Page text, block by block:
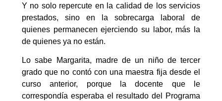
Y no solo repercute en la calidad de los servicios
prestados, sino en la sobrecarga laboral de
quienes permanecen ejerciendo su labor, más la
de quienes ya no están.
Lo sabe Margarita, madre de un niño de tercer
grado que no contó con una maestra fija desde el
curso anterior, porque la docente que le
correspondía esperaba el resultado del Programa